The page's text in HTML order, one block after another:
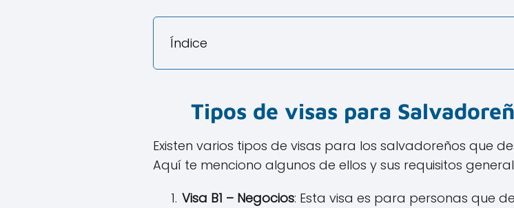
Índice
Tipos de visas para
Existen varios tipos de visas para los salvadoreños que
Aquí te menciono algunos de ellos y sus requisitos
Visa B1 – Negocios: Esta visa es para personas que